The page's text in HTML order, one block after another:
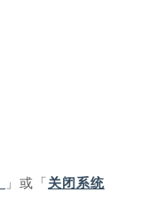
」或「 关闭系统